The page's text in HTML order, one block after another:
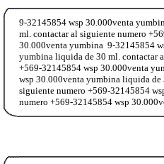
9-32145854 wsp 30.000venta
ml. contactar al siguiente numero
30.000venta yumbina 9-32145854
yumbina liquida de 30 ml. contactar
+569-32145854 wsp 30.000venta
wsp 30.000venta yumbina liquida
siguiente numero +569-32145854
numero +569-32145854 wsp